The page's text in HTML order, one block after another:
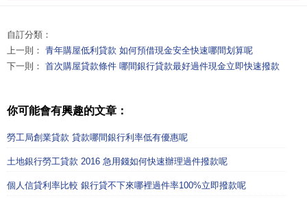
自訂分類：
上一則： 青年購屋低利貸款 如何預借現金安全快速哪間划算呢
下一則： 首次購屋貸款條件 哪間銀行貸款最好過件現金立即快速撥款
你可能會有興趣的文章：
勞工局創業貸款 貸款哪間銀行利率低有優惠呢
土地銀行勞工貸款 2016 急用錢如何快速辦理過件撥款呢
個人信貸利率比較 銀行貸不下來哪裡過件率100%立即撥款呢